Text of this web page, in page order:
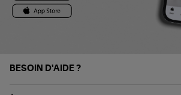
BESOIN D'AIDE ?